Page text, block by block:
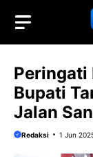
isi
Peringati
Bupati
Jalan
Redaksi 1 Jun